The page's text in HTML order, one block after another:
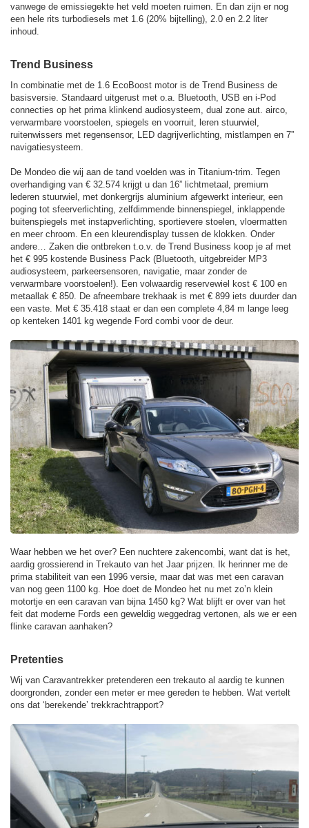
vanwege de emissiegekte het veld moeten ruimen. En dan zijn er nog
een hele rits turbodiesels met 1.6 (20% bijtelling), 2.0 en 2.2 liter
inhoud.
Trend Business
In combinatie met de 1.6 EcoBoost motor is de Trend Business de
basisversie. Standaard uitgerust met o.a. Bluetooth, USB en i-Pod
connecties op het prima klinkend audiosysteem, dual zone aut. airco,
verwarmbare voorstoelen, spiegels en voorruit, leren stuurwiel,
ruitenwissers met regensensor, LED dagrijverlichting, mistlampen en 7”
navigatiesysteem.
De Mondeo die wij aan de tand voelden was in Titanium-trim. Tegen
overhandiging van € 32.574 krijgt u dan 16” lichtmetaal, premium
lederen stuurwiel, met donkergrijs aluminium afgewerkt interieur, een
poging tot sfeerverlichting, zelfdimmende binnenspiegel, inklappende
buitenspiegels met instapverlichting, sportievere stoelen, vloermatten
en meer chroom. En een kleurendisplay tussen de klokken. Onder
andere… Zaken die ontbreken t.o.v. de Trend Business koop je af met
het € 995 kostende Business Pack (Bluetooth, uitgebreider MP3
audiosysteem, parkeersensoren, navigatie, maar zonder de
verwarmbare voorstoelen!). Een volwaardig reservewiel kost € 100 en
metaallak € 850. De afneembare trekhaak is met € 899 iets duurder dan
een vaste. Met € 35.418 staat er dan een complete 4,84 m lange leeg
op kenteken 1401 kg wegende Ford combi voor de deur.
Waar hebben we het over? Een nuchtere zakencombi, want dat is het,
aardig grossierend in Trekauto van het Jaar prijzen. Ik herinner me de
prima stabiliteit van een 1996 versie, maar dat was met een caravan
van nog geen 1100 kg. Hoe doet de Mondeo het nu met zo’n klein
motortje en een caravan van bijna 1450 kg? Wat blijft er over van het
feit dat moderne Fords een geweldig weggedrag vertonen, als we er een
flinke caravan aanhaken?
Pretenties
Wij van Caravantrekker pretenderen een trekauto al aardig te kunnen
doorgronden, zonder een meter er mee gereden te hebben. Wat vertelt
ons dat ‘berekende’ trekkrachtrapport?